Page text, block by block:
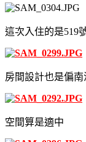
這次入住的是519
房間設計也是偏南
空間算是適中